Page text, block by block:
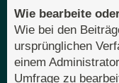
Wie bearbeite
Wie bei den
ursprünglichen
einem
Umfrage zu